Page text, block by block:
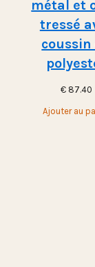
métal et
tressé
coussin
€ 87.40
Ajouter au